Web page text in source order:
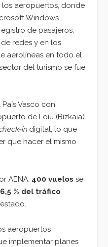
aeropuertos, donde
Windows
de pasajeros,
redes y en los
aerolíneas en todo el
del turismo se fue
Vasco con
de Loiu (Bizkaia).
in digital, lo que
que hacer el mismo
AENA, 400 vuelos se
6,5 % del tráfico
aeropuertos
implementar planes